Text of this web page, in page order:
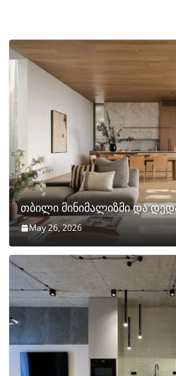
თბილი მინიმალიზმი და
May 26, 2026